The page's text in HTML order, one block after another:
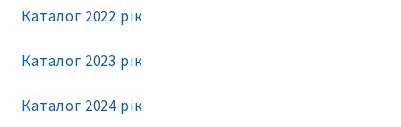
Каталог 2022 рік
Каталог 2023 рік
Каталог 2024 рік